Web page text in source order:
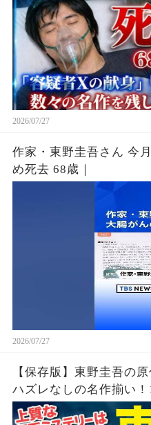
2026/07/27
作家・東野圭吾さん 今
め死去 68歳｜
2026/07/27
【保存版】東野圭吾の
ハズレなしの名作揃い